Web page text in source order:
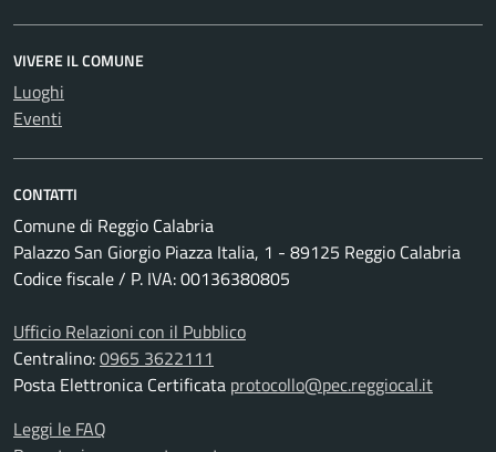
VIVERE IL COMUNE
Luoghi
Eventi
CONTATTI
Comune di Reggio Calabria
Palazzo San Giorgio Piazza Italia, 1 - 89125 Reggio Calabria
Codice fiscale / P. IVA: 00136380805
Ufficio Relazioni con il Pubblico
Centralino:0965 3622111
Posta Elettronica Certificata protocollo@pec.reggiocal.it
Leggi le FAQ